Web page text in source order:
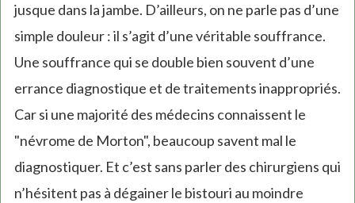
jusque dans la jambe. D’ailleurs, on ne parle pas d’une
simple douleur : il s’agit d’une véritable souffrance.
Une souffrance qui se double bien souvent d’une
errance diagnostique et de traitements inappropriés.
Car si une majorité des médecins connaissent le
"névrome de Morton", beaucoup savent mal le
diagnostiquer. Et c’est sans parler des chirurgiens qui
n’hésitent pas à dégainer le bistouri au moindre